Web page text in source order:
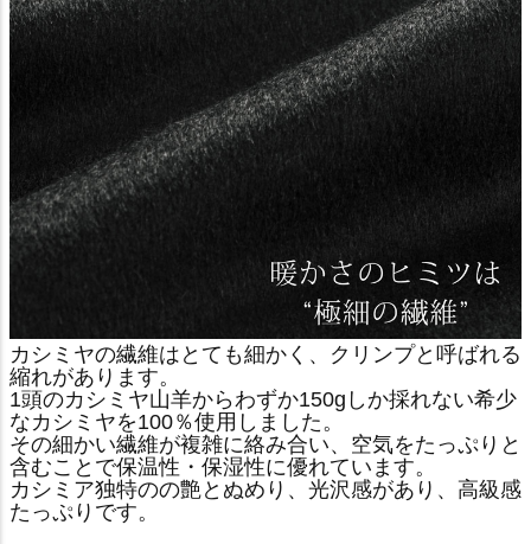
カシミヤの繊維はとても細かく、クリンプと呼ばれる
縮れがあります。
1頭のカシミヤ山羊からわずか150gしか採れない希少
なカシミヤを100％使用しました。
その細かい繊維が複雑に絡み合い、空気をたっぷりと
含むことで保温性・保湿性に優れています。
カシミア独特のの艶とぬめり、光沢感があり、高級感
たっぷりです。